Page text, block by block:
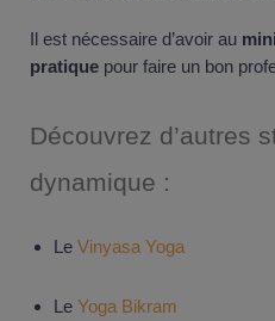
Il est nécessaire d’avoir au
pratique pour faire un bon
Découvrez d’autres
dynamique :
Le Vinyasa Yoga
Le Yoga Bikram